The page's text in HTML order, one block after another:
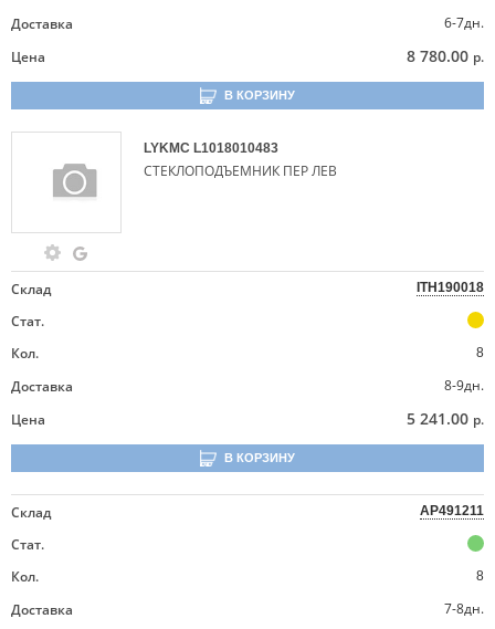
Доставка
6-7дн.
Цена
8 780.00 р.
В КОРЗИНУ
LYKMC L1018010483
СТЕКЛОПОДЪЕМНИК ПЕР ЛЕВ
Склад ITH190018
Стат.
Кол.
8
Доставка
8-9дн.
Цена
5 241.00 р.
В КОРЗИНУ
Склад AP491211
Стат.
Кол.
8
Доставка
7-8дн.